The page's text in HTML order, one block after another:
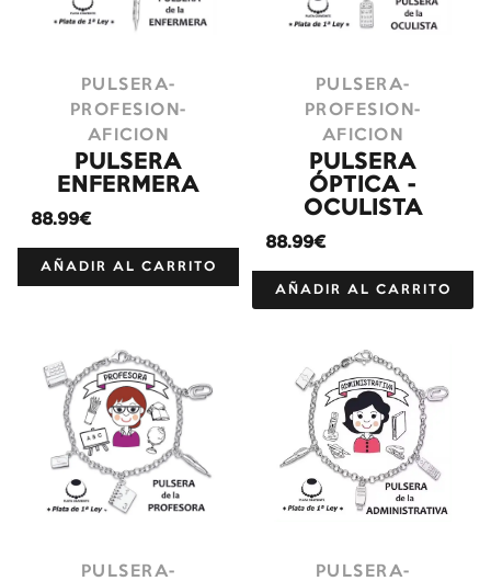
PULSERA-
PROFESION-
AFICION
PULSERA
ENFERMERA
88.99€
AÑADIR AL CARRITO
PULSERA-
PROFESION-
AFICION
PULSERA
ÓPTICA -
OCULISTA
88.99€
AÑADIR AL CARRITO
PULSERA-
PULSERA-